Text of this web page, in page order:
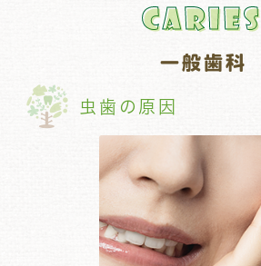
Caries
Caries
一般歯科
虫歯の原因